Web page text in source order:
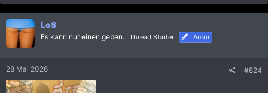
a
k
t
i
o
n
:
LoS
Es kann nur einen geben. Thread Starter Autor
28 Mai 2026 #824